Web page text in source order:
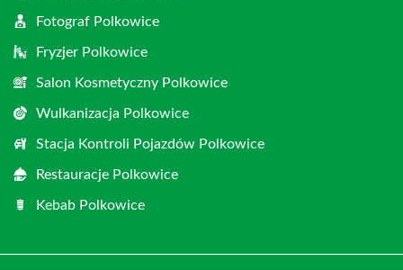
Fotograf Polkowice
Fryzjer Polkowice
Salon Kosmetyczny Polkowice
Wulkanizacja Polkowice
Stacja Kontroli Pojazdów Polkowice
Restauracje Polkowice
Kebab Polkowice